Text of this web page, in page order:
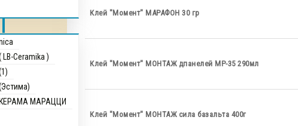
Клей "Момент" МАРАФОН 30 гр
Клей "Момент" МОНТАЖ дпанелей МР-35 290мл
Клей "Момент" МОНТАЖ сила базальта 400г
Ceramika )
МАРАЦЦИ